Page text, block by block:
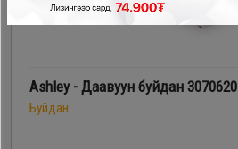
Ashley - Даавуун буйдан 3070620
Буйдан